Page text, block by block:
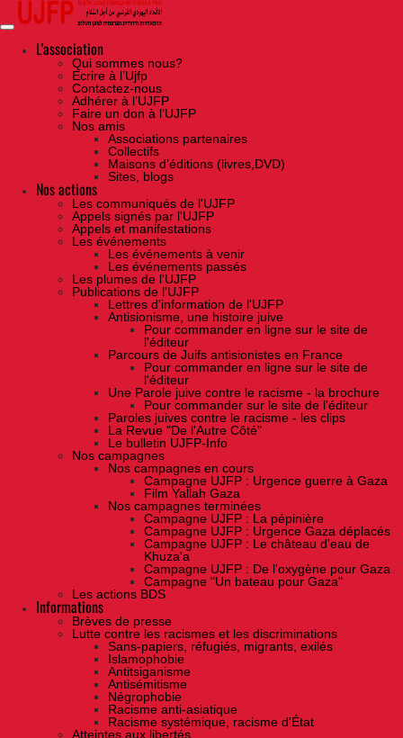
Skip
the
contentL'association
Qui sommes nous?
Ecrire à l’Ujfp
Contactez-nous
Adhérer à l’UJFP
Faire un don à l’UJFP
Nos amis
Associations partenaires
Collectifs
Maisons d’éditions (livres,DVD)
Sites, blogs
Nos actions
Les communiqués de l'UJFP
Appels signés par l'UJFP
Appels et manifestations
Les événements
Les événements à venir
Les événements passés
Les plumes de l'UJFP
Publications de l'UJFP
Lettres d'information de l'UJFP
Antisionisme, une histoire juive
Pour commander en ligne sur le site de
l'éditeur
Parcours de Juifs antisionistes en France
Pour commander en ligne sur le site de
l'éditeur
Une Parole juive contre le racisme - la brochure
Pour commander sur le site de l'éditeur
Paroles juives contre le racisme - les clips
La Revue "De l'Autre Côté"
Le bulletin UJFP-Info
Nos campagnes
Nos campagnes en cours
Campagne UJFP : Urgence guerre à Gaza
Film Yallah Gaza
Nos campagnes terminées
Campagne UJFP : La pépinière
Campagne UJFP : Urgence Gaza déplacés
Campagne UJFP : Le château d'eau de
Khuza'a
Campagne UJFP : De l'oxygène pour Gaza
Campagne "Un bateau pour Gaza"
Les actions BDS
Informations
Brèves de presse
Lutte contre les racismes et les discriminations
Sans-papiers, réfugiés, migrants, exilés
Islamophobie
Antitsiganisme
Antisémitisme
Négrophobie
Racisme anti-asiatique
Racisme systémique, racisme d'État
Atteintes aux libertés